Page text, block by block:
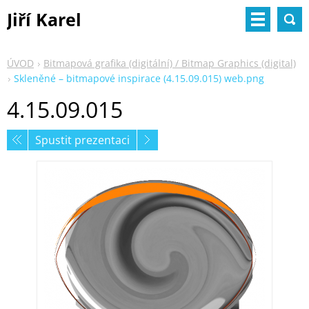
Jiří Karel
ÚVOD
Bitmapová grafika (digitální) / Bitmap Graphics (digital)
Skleněné – bitmapové inspirace (4.15.09.015) web.png
4.15.09.015
Spustit prezentaci